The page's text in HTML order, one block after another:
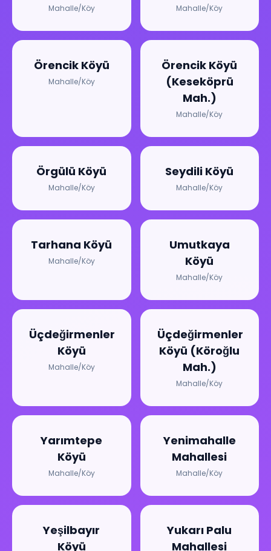
Mahalle/Köy Mahalle/Köy
Örencik Köyü
Mahalle/Köy
Örencik Köyü
(Keseköprü
Mah.)
Mahalle/Köy
Örgülü Köyü
Mahalle/Köy
Seydili Köyü
Mahalle/Köy
Tarhana Köyü
Mahalle/Köy
Umutkaya
Köyü
Mahalle/Köy
Üçdeğirmenler
Köyü
Mahalle/Köy
Üçdeğirmenler
Köyü (Köroğlu
Mah.)
Mahalle/Köy
Yarımtepe
Köyü
Mahalle/Köy
Yenimahalle
Mahallesi
Mahalle/Köy
Yeşilbayır
Köyü
Yukarı Palu
Mahallesi